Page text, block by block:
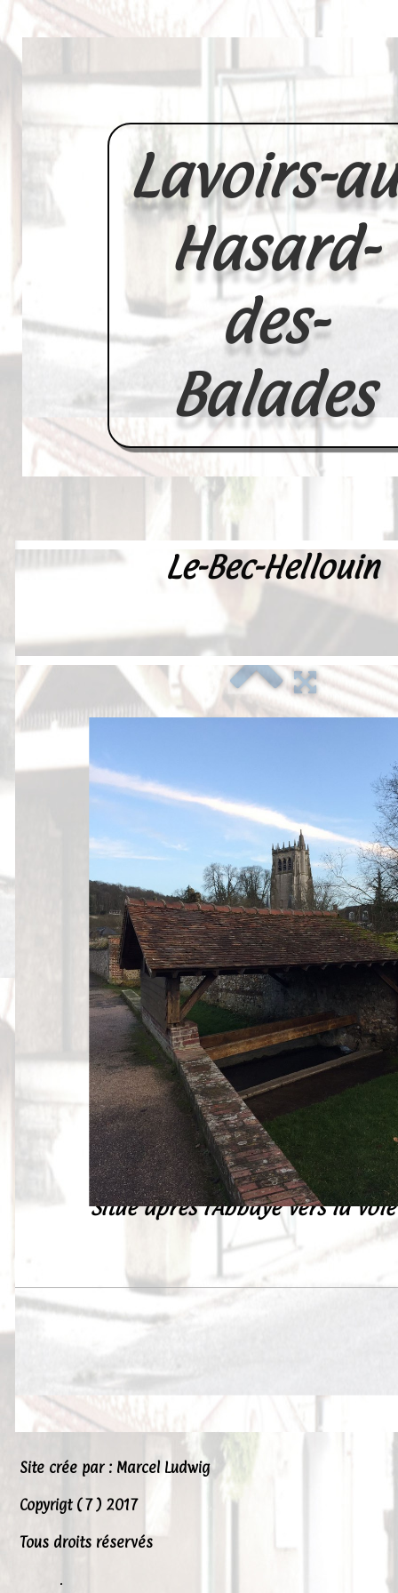
Lavoirs-
Hasard-
des-
Balades
Accueil
Europe
Videos--Lavoirs
Un Peu d'Histoire
Cartes Postales-Anciennes et
Peintures
Presse
Liens
Le-Bec-Hellouin
Situé après l'Abbaye vers la
Site crée par : Marcel Ludwig
Copyrigt ( 7 ) 2017
Tous droits réservés
.